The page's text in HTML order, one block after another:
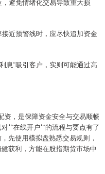
避免情绪化交易导致重大损
近预警线时，应尽快追加资金
息”吸引客户，实则可能通过高
资，是保障资金安全与交易顺畅
**在线开户**的流程与要点有了
先使用模拟盘熟悉交易规则，
获利，方能在股指期货市场中